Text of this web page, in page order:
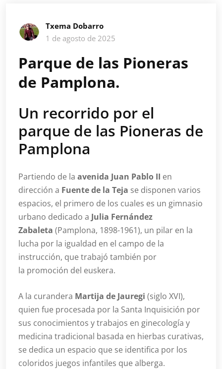
Txema Dobarro
1 de agosto de 2025
Parque de las Pioneras
de Pamplona.
Un recorrido por el
parque de las Pioneras de
Pamplona
Partiendo de la avenida Juan Pablo II en
dirección a Fuente de la Teja se disponen varios
espacios, el primero de los cuales es un gimnasio
urbano dedicado a Julia Fernández
Zabaleta (Pamplona, 1898-1961), un pilar en la
lucha por la igualdad en el campo de la
instrucción, que trabajó también por
la promoción del euskera.
A la curandera Martija de Jauregi (siglo XVI),
quien fue procesada por la Santa Inquisición por
sus conocimientos y trabajos en ginecología y
medicina tradicional basada en hierbas curativas,
se dedica un espacio que se identifica por los
coloridos juegos infantiles que alberga.